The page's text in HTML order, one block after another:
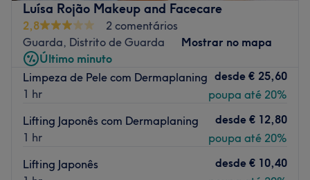
A equipa
Uma equipa com anos de experiência no sector que
oferece um serviço completamente personalizado.
O que mais gostamos
Ambiente: moderno, elegante e acolhedor
Especializados em: beleza
Go to venue
Luísa Rojão Makeup and Facecare
2,8
2 comentários
Guarda, Distrito de Guarda
Mostrar no mapa
Último minuto
Limpeza de Pele com Dermaplaning
1 hr
desde € 25,60
poupa até 20%
Lifting Japonês com Dermaplaning
1 hr
desde € 12,80
poupa até 20%
Lifting Japonês
desde € 10,40